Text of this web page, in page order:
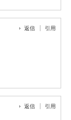
返信 引用
返信 引用